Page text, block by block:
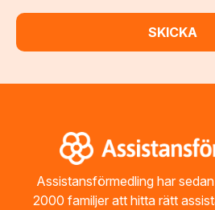
Assistansförmedling har
2000 familjer att hitta rätt